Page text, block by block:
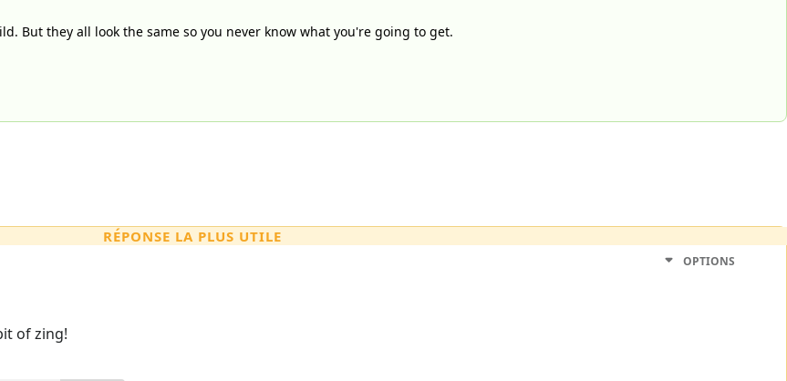
But they all look the same so you never know what you're going to get.
RÉPONSE LA PLUS UTILE
OPTIONS
of zing!